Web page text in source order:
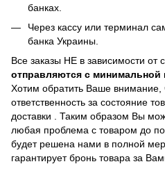
банках
Через кассу или терминал
банка Украины.
Все заказы НЕ в зависимости от
отправляются с минимальной
Хотим обратить Ваше
ответственность за состояние
доставки . Таким образом Вы
любая проблема с товаром до
будет решена нами в полной
гарантирует бронь товара за